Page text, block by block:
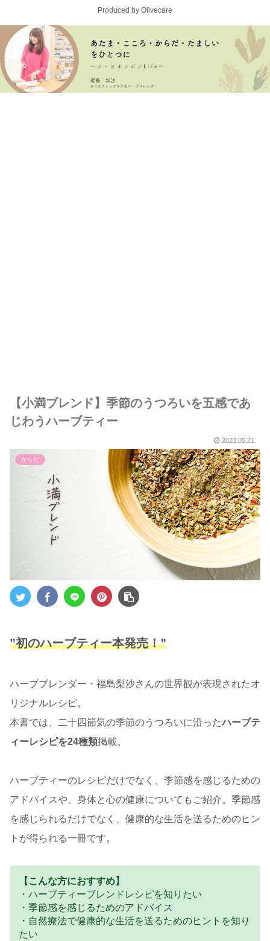
Produced by Olivecare
【小満ブレンド】季節のうつろいを五感であ
じわうハーブティー
2023.05.21
からだ
”初のハーブティー本発売！”
ハーブブレンダー・福島梨沙さんの世界観が表現されたオ
リジナルレシピ。
本書では、二十四節気の季節のうつろいに沿ったハーブテ
ィーレシピを24種類掲載。
ハーブティーのレシピだけでなく、季節感を感じるための
アドバイスや、身体と心の健康についてもご紹介。季節感
を感じられるだけでなく、健康的な生活を送るためのヒン
トが得られる一冊です。
【こんな方におすすめ】
・ハーブティーブレンドレシピを知りたい
・季節感を感じるためのアドバイス
・自然療法で健康的な生活を送るためのヒントを知り
たい